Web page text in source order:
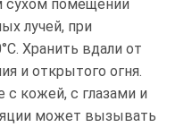
сухом помещении
лучей, при
Хранить вдали от
и открытого огня.
с кожей, с глазами и
может вызывать